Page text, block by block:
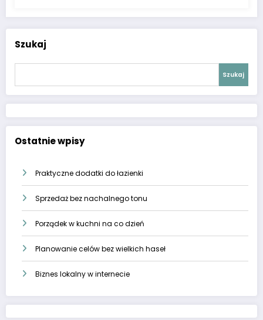
Szukaj
Szukaj
Ostatnie wpisy
Praktyczne dodatki do łazienki
Sprzedaż bez nachalnego tonu
Porządek w kuchni na co dzień
Planowanie celów bez wielkich haseł
Biznes lokalny w internecie